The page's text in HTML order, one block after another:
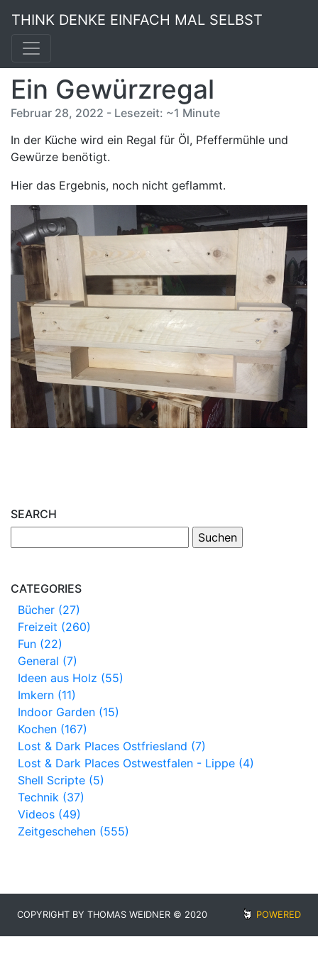
THINK DENKE EINFACH MAL SELBST
Ein Gewürzregal
Februar 28, 2022 - Lesezeit: ~1 Minute
In der Küche wird ein Regal für Öl, Pfeffermühle und
Gewürze benötigt.
Hier das Ergebnis, noch nicht geflammt.
SEARCH
CATEGORIES
Bücher (27)
Freizeit (260)
Fun (22)
General (7)
Ideen aus Holz (55)
Imkern (11)
Indoor Garden (15)
Kochen (167)
Lost & Dark Places Ostfriesland (7)
Lost & Dark Places Ostwestfalen - Lippe (4)
Shell Scripte (5)
Technik (37)
Videos (49)
Zeitgeschehen (555)
COPYRIGHT BY THOMAS WEIDNER © 2020 POWERED